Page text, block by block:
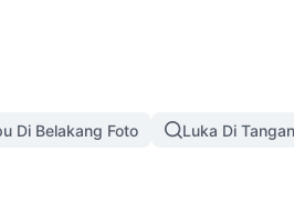
Di Belakang Foto Luka Di Tangan